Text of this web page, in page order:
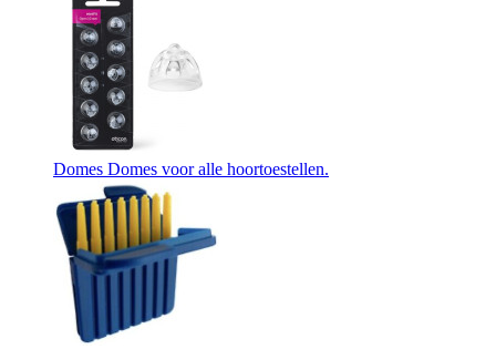
Domes Domes voor alle hoortoestellen.